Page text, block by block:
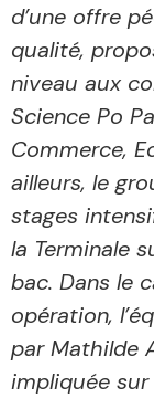
d’une offre
qualité,
niveau aux
Science Po
Commerce,
ailleurs, le
stages
la Terminale
bac. Dans le
opération,
par Mathilde
impliquée